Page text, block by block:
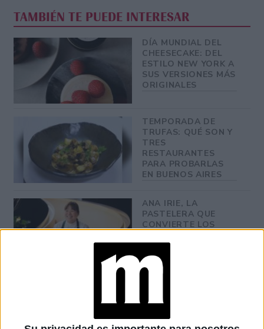
TAMBIÉN TE PUEDE INTERESAR
DÍA MUNDIAL DEL
CHEESECAKE: DEL
ESTILO NEW YORK A
SUS VERSIONES MÁS
ORIGINALES
TEMPORADA DE
TRUFAS: QUÉ SON Y
TRES
RESTAURANTES
PARA PROBARLAS
EN BUENOS AIRES
ANA IRIE, LA
PASTELERA QUE
CONVIERTE LOS
POSTRES
INOLVIDABLES:
“CUANDO ALGO ES
MIRADA PROPIA”